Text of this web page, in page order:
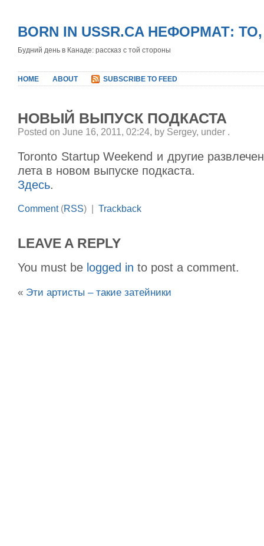
BORN IN USSR.CA НЕФОРМАТ:
Будний день в Канаде: рассказ с той стороны
HOME ABOUT SUBSCRIBE TO FEED
НОВЫЙ ВЫПУСК ПОДКАСТА
Posted on June 16, 2011, 02:24, by Sergey, under .
Toronto Startup Weekend и другие
лета в новом выпуске подкаста.
Здесь.
Comment(RSS) | Trackback
LEAVE A REPLY
You must be logged in to post a comment.
« Эти артисты – такие затейники